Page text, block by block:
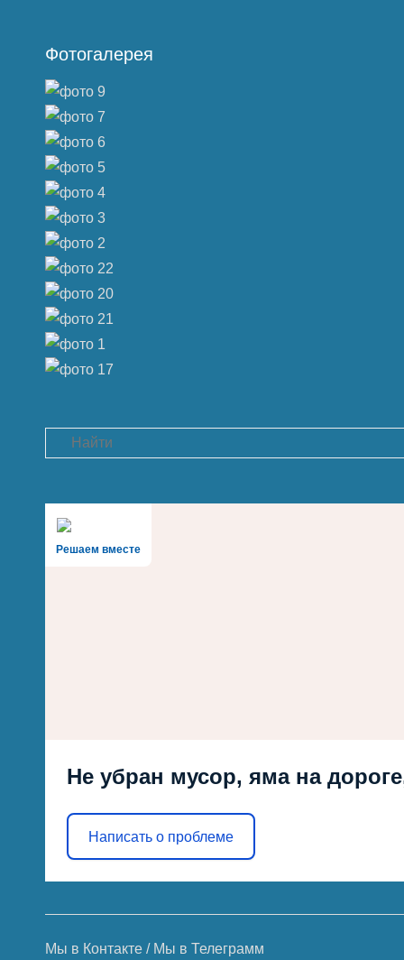
Фотогалерея
Search
Решаем вместе
Не убран мусор, яма на
Написать о проблеме
Мы в Контакте / Мы в Телеграмм